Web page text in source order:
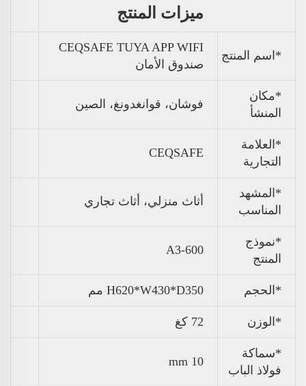
ميزات المنتج
*اسم المنتج
CEQSAFE TUYA APP WIFI
صندوق الأمان
*مكان
المنشأ
فوشان، قوانغدونغ، الصين
*العلامة
التجارية
CEQSAFE
*المشهد
المناسب
أثاث منزلي، أثاث تجاري
*نموذج
المنتج
A3-600
*الحجم H620*W430*D350 مم
* الوزن 72 كغ
*سماكة
فولاذ الباب
10 mm